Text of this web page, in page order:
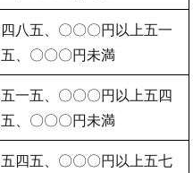
四八五、〇〇〇円以上五一
五、〇〇〇円未満
五一五、〇〇〇円以上五四
五、〇〇〇円未満
五四五、〇〇〇円以上五七